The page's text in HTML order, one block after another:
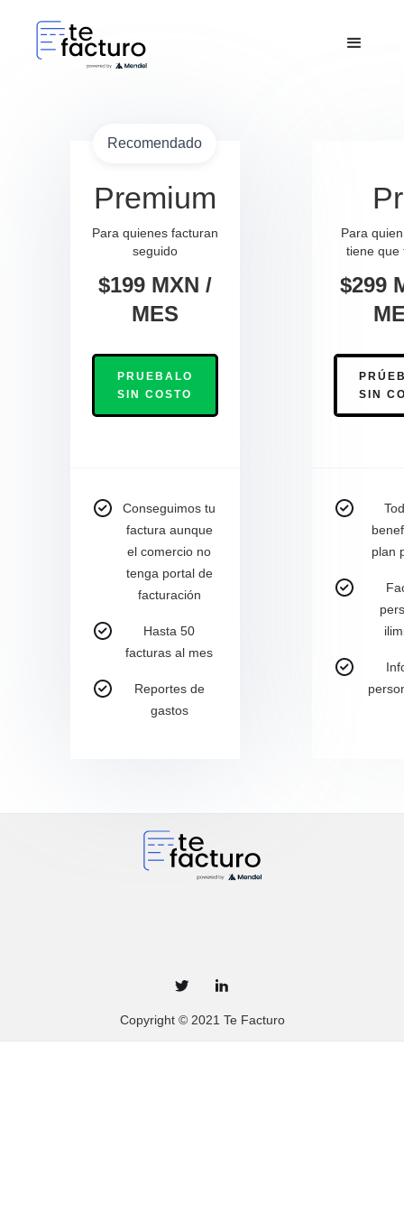
Premium
Para quienes facturan
seguido
$199 MXN /
MES
PRUEBALO
SIN COSTO
Conseguimos tu
factura aunque
el comercio no
tenga portal de
facturación
Hasta 50
facturas al mes
Reportes de
gastos
Recomendado
Para
tiene que
$299
SIN
plan
Copyright © 2021 Te Facturo